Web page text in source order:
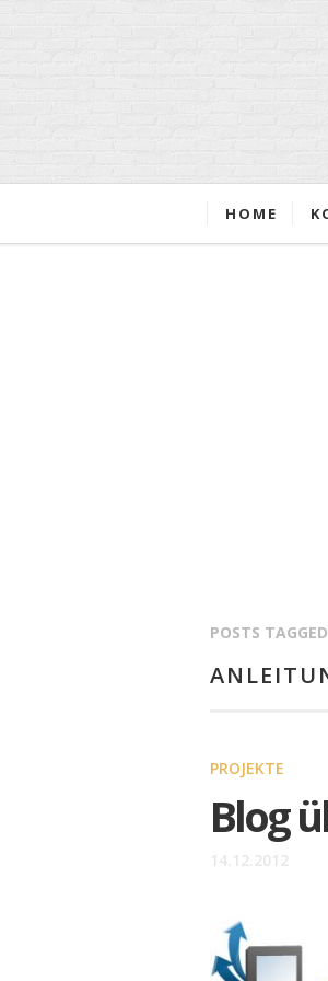
HOME
POSTS TAGGED
PROJEKTE
Blog
14.12.2012